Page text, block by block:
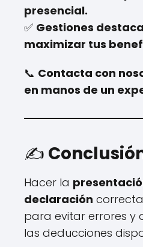
presencial.
✅ Gestiones
maximizar tus
📞 Contacta con
en manos de un
✍️
Hacer la
declaración
para evitar errores y
las deducciones